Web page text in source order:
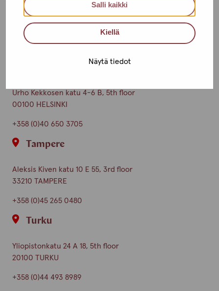
Salli kaikki
Kiellä
Näytä tiedot
Service centres
Urho Kekkosen katu 4-6 B, 5th floor
00100 HELSINKI
+358 (0)40 650 3705
Tampere
Aleksis Kiven katu 10 E 55, 3rd floor
33210 TAMPERE
+358 (0)45 265 0480
Turku
Yliopistonkatu 24 A 18, 5th floor
20100 TURKU
+358 (0)44 493 8989